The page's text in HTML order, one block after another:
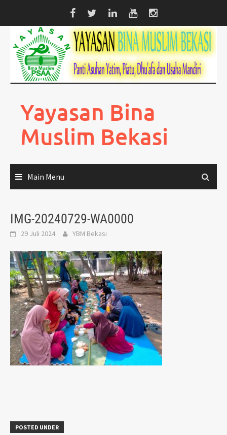
content
Yayasan Bina
Muslim Bekasi
Main Menu
IMG-20240729-WA0000
29 Juli 2024 YBM Bekasi
POSTED UNDER